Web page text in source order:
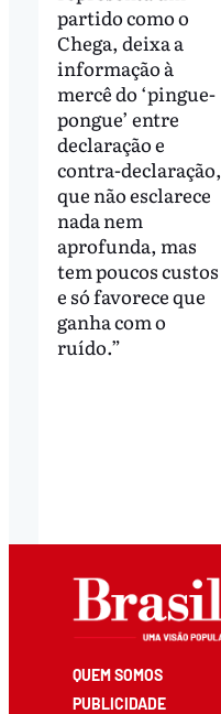
partido como o
Chega, deixa a
informação à
mercê do ‘pingue-
pongue’ entre
declaração e
contra-declaração,
que não esclarece
nada nem
aprofunda, mas
tem poucos custos
e só favorece que
ganha com o
ruído.”
QUEM SOMOS
PUBLICIDADE